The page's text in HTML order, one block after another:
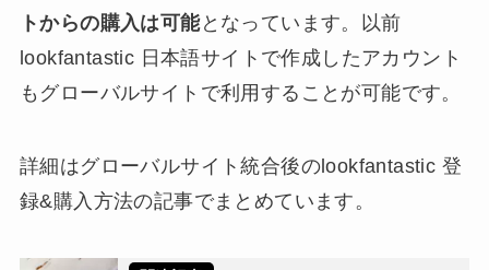
トからの購入は可能となっています。以前
lookfantastic 日本語サイトで作成したアカウント
もグローバルサイトで利用することが可能です。
詳細はグローバルサイト統合後のlookfantastic 登
録&購入方法の記事でまとめています。